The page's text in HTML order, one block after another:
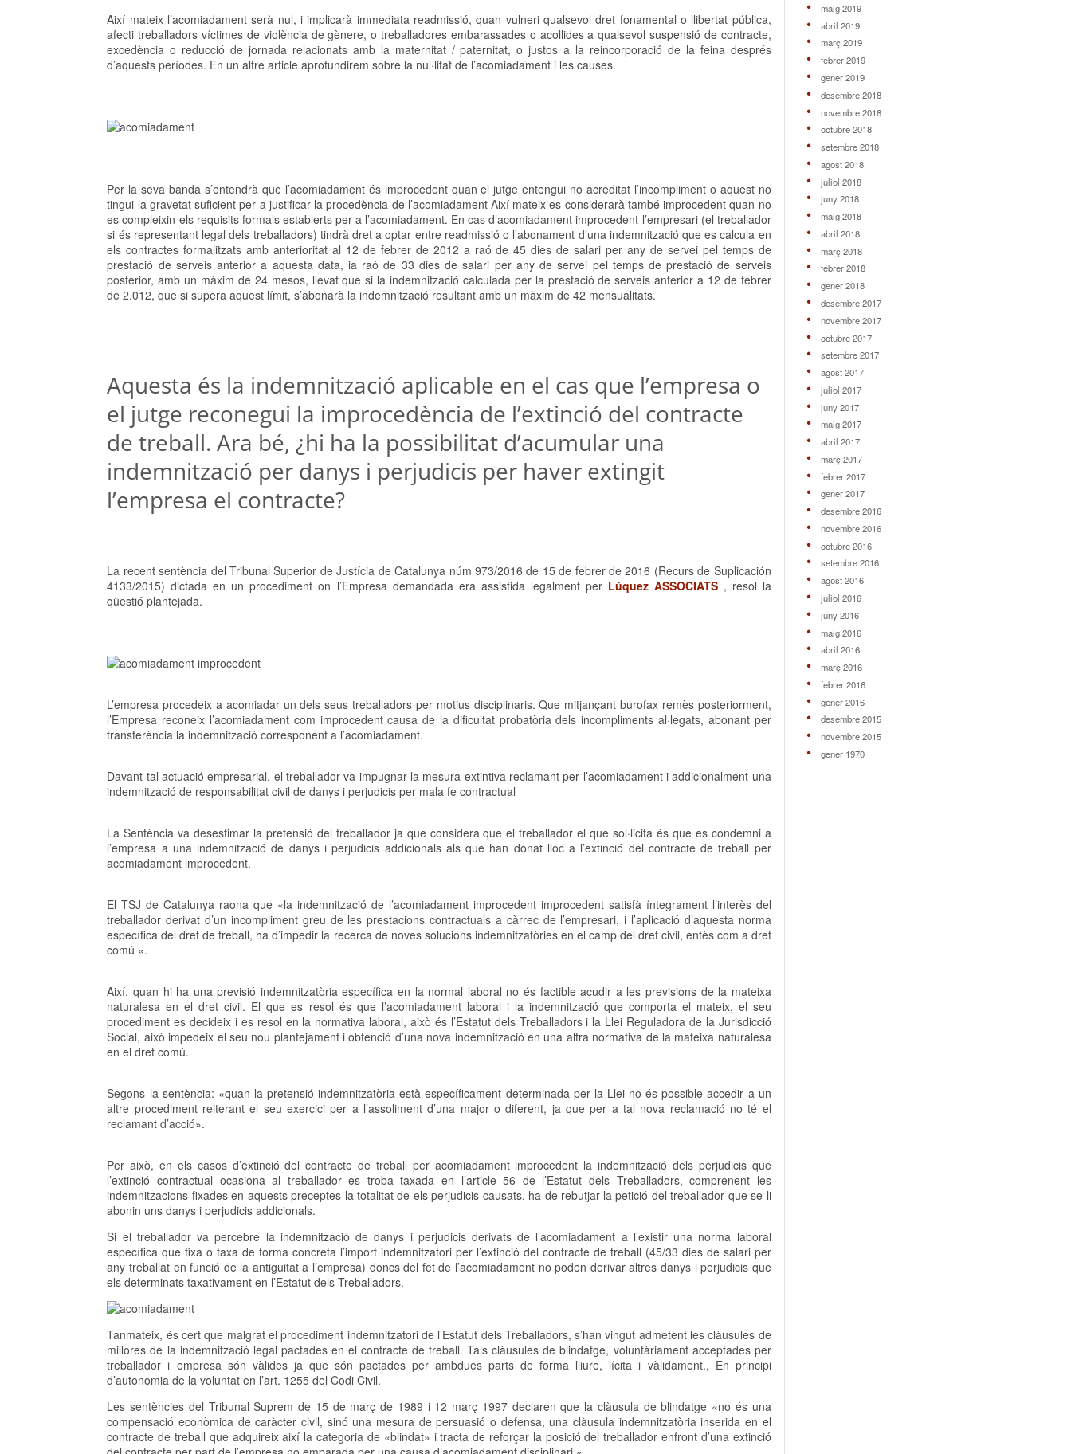
Així mateix l’acomiadament serà nul, i implicarà immediata readmissió, quan vulneri qualsevol dret fonamental o llibertat pública,
afecti treballadors víctimes de violència de gènere, o treballadores embarassades o acollides a qualsevol suspensió de contracte,
excedència o reducció de jornada relacionats amb la maternitat / paternitat, o justos a la reincorporació de la feina després
d’aquests períodes. En un altre article aprofundirem sobre la nul·litat de l’acomiadament i les causes.
Per la seva banda s’entendrà que l’acomiadament és improcedent quan el jutge entengui no acreditat l’incompliment o aquest no
tingui la gravetat suficient per a justificar la procedència de l’acomiadament Així mateix es considerarà també improcedent quan no
es compleixin els requisits formals establerts per a l’acomiadament. En cas d’acomiadament improcedent l’empresari (el treballador
si és representant legal dels treballadors) tindrà dret a optar entre readmissió o l’abonament d’una indemnització que es calcula en
els contractes formalitzats amb anterioritat al 12 de febrer de 2012 a raó de 45 dies de salari per any de servei pel temps de
prestació de serveis anterior a aquesta data, ia raó de 33 dies de salari per any de servei pel temps de prestació de serveis
posterior, amb un màxim de 24 mesos, llevat que si la indemnització calculada per la prestació de serveis anterior a 12 de febrer
de 2.012, que si supera aquest límit, s’abonarà la indemnització resultant amb un màxim de 42 mensualitats.
Aquesta és la indemnització aplicable en el cas que l’empresa o
el jutge reconegui la improcedència de l’extinció del contracte
de treball. Ara bé, ¿hi ha la possibilitat d’acumular una
indemnització per danys i perjudicis per haver extingit
l’empresa el contracte?
La recent sentència del Tribunal Superior de Justícia de Catalunya núm 973/2016 de 15 de febrer de 2016 (Recurs de Suplicación
4133/2015) dictada en un procediment on l’Empresa demandada era assistida legalment per Lúquez ASSOCIATS, resol la
qüestió plantejada.
L’empresa procedeix a acomiadar un dels seus treballadors per motius disciplinaris. Que mitjançant burofax remès posteriorment,
l’Empresa reconeix l’acomiadament com improcedent causa de la dificultat probatòria dels incompliments al·legats, abonant per
transferència la indemnització corresponent a l’acomiadament.
Davant tal actuació empresarial, el treballador va impugnar la mesura extintiva reclamant per l’acomiadament i addicionalment una
indemnització de responsabilitat civil de danys i perjudicis per mala fe contractual
La Sentència va desestimar la pretensió del treballador ja que considera que el treballador el que sol·licita és que es condemni a
l’empresa a una indemnització de danys i perjudicis addicionals als que han donat lloc a l’extinció del contracte de treball per
acomiadament improcedent.
El TSJ de Catalunya raona que «la indemnització de l’acomiadament improcedent improcedent satisfà íntegrament l’interès del
treballador derivat d’un incompliment greu de les prestacions contractuals a càrrec de l’empresari, i l’aplicació d’aquesta norma
específica del dret de treball, ha d’impedir la recerca de noves solucions indemnitzatòries en el camp del dret civil, entès com a dret
comú «.
Així, quan hi ha una previsió indemnitzatòria específica en la normal laboral no és factible acudir a les previsions de la mateixa
naturalesa en el dret civil. El que es resol és que l’acomiadament laboral i la indemnització que comporta el mateix, el seu
procediment es decideix i es resol en la normativa laboral, això és l’Estatut dels Treballadors i la Llei Reguladora de la Jurisdicció
Social, això impedeix el seu nou plantejament i obtenció d’una nova indemnització en una altra normativa de la mateixa naturalesa
en el dret comú.
Segons la sentència: «quan la pretensió indemnitzatòria està específicament determinada per la Llei no és possible accedir a un
altre procediment reiterant el seu exercici per a l’assoliment d’una major o diferent, ja que per a tal nova reclamació no té el
reclamant d’acció».
Per això, en els casos d’extinció del contracte de treball per acomiadament improcedent la indemnització dels perjudicis que
l’extinció contractual ocasiona al treballador es troba taxada en l’article 56 de l’Estatut dels Treballadors, comprenent les
indemnitzacions fixades en aquests preceptes la totalitat de els perjudicis causats, ha de rebutjar-la petició del treballador que se li
abonin uns danys i perjudicis addicionals.
Si el treballador va percebre la indemnització de danys i perjudicis derivats de l’acomiadament a l’existir una norma laboral
específica que fixa o taxa de forma concreta l’import indemnitzatori per l’extinció del contracte de treball (45/33 dies de salari per
any treballat en funció de la antiguitat a l’empresa) doncs del fet de l’acomiadament no poden derivar altres danys i perjudicis que
els determinats taxativament en l’Estatut dels Treballadors.
Tanmateix, és cert que malgrat el procediment indemnitzatori de l’Estatut dels Treballadors, s’han vingut admetent les clàusules de
millores de la indemnització legal pactades en el contracte de treball. Tals clàusules de blindatge, voluntàriament acceptades per
treballador i empresa són vàlides ja que són pactades per ambdues parts de forma lliure, lícita i vàlidament., En principi
d’autonomia de la voluntat en l’art. 1255 del Codi Civil.
Les sentències del Tribunal Suprem de 15 de març de 1989 i 12 març 1997 declaren que la clàusula de blindatge «no és una
compensació econòmica de caràcter civil, sinó una mesura de persuasió o defensa, una clàusula indemnitzatòria inserida en el
contracte de treball que adquireix així la categoria de «blindat» i tracta de reforçar la posició del treballador enfront d’una extinció
maig 2019
abril 2019
març 2019
febrer 2019
gener 2019
desembre 2018
novembre 2018
octubre 2018
setembre 2018
agost 2018
juliol 2018
juny 2018
maig 2018
abril 2018
març 2018
febrer 2018
gener 2018
desembre 2017
novembre 2017
octubre 2017
setembre 2017
agost 2017
juliol 2017
juny 2017
maig 2017
abril 2017
març 2017
febrer 2017
gener 2017
desembre 2016
novembre 2016
octubre 2016
setembre 2016
agost 2016
juliol 2016
juny 2016
maig 2016
abril 2016
març 2016
febrer 2016
gener 2016
desembre 2015
novembre 2015
gener 1970